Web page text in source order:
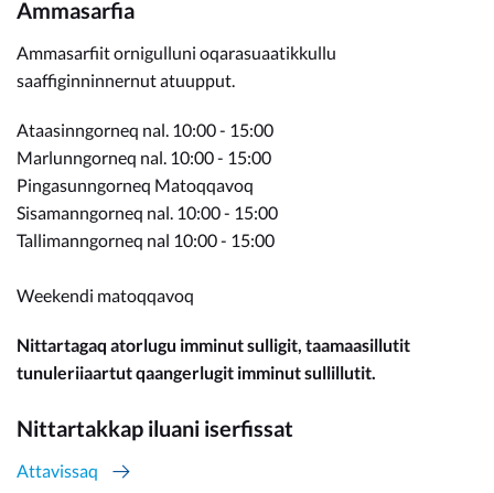
Ammasarfia
Ammasarfiit ornigulluni oqarasuaatikkullu
saaffiginninnernut atuupput.
Ataasinngorneq nal. 10:00 - 15:00
Marlunngorneq nal. 10:00 - 15:00
Pingasunngorneq Matoqqavoq
Sisamanngorneq nal. 10:00 - 15:00
Tallimanngorneq nal 10:00 - 15:00
Weekendi matoqqavoq
Nittartagaq atorlugu imminut sulligit, taamaasillutit
tunuleriiaartut qaangerlugit imminut sullillutit.
Nittartakkap iluani iserfissat
Attavissaq